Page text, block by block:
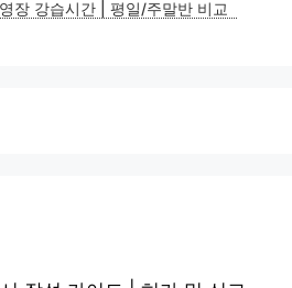
리
장 강습시간 | 평일/주말반 비교